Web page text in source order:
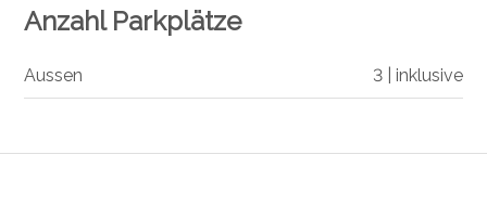
Anzahl Parkplätze
Aussen 3 | inklusive